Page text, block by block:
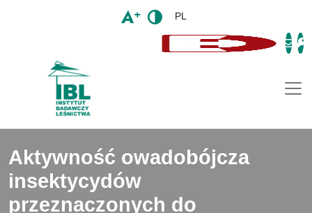
PL
Aktywność owadobójcza
insektycydów
przeznaczonych do